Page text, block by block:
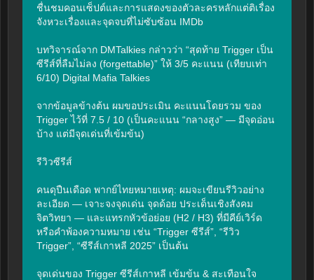
ชื่นชมคอนเซ็ปต์และการแสดงของตัวละครหลักแต่ติเรื่อง
จังหวะเรื่องและจุดจบที่ไม่ซับซ้อน IMDb
บทวิจารณ์จาก DMTalkies กล่าวว่า “สุดท้าย Trigger เป็น
ซีรีส์ที่ลืมไม่ลง (forgettable)” ให้ 3/5 คะแนน (เทียบเท่า
6/10) Digital Mafia Talkies
จากข้อมูลข้างต้น ผมขอประเมิน คะแนนโดยรวม ของ
Trigger ไว้ที่ 7.5 / 10 (เป็นคะแนน “กลางสูง” — มีจุดอ่อน
บ้าง แต่มีจุดเด่นที่เข้มข้น)
รีวิวซีรีส์
คนดุปืนเดือด พากย์ไทยหมายเหตุ: ผมจะเขียนรีวิวอย่าง
ละเอียด — เจาะจงจุดเด่น จุดด้อย ประเด็นเชิงสังคม
จิตวิทยา — และแทรกหัวข้อย่อย (H2 / H3) ที่มีคีย์เวิร์ด
หรือคำพ้องความหมาย เช่น “Trigger ซีรีส์”, “รีวิว
Trigger”, “ซีรีส์เกาหลี 2025” เป็นต้น
จุดเด่นของ Trigger ซีรีส์เกาหลี เข้มข้น & สะเทือนใจ